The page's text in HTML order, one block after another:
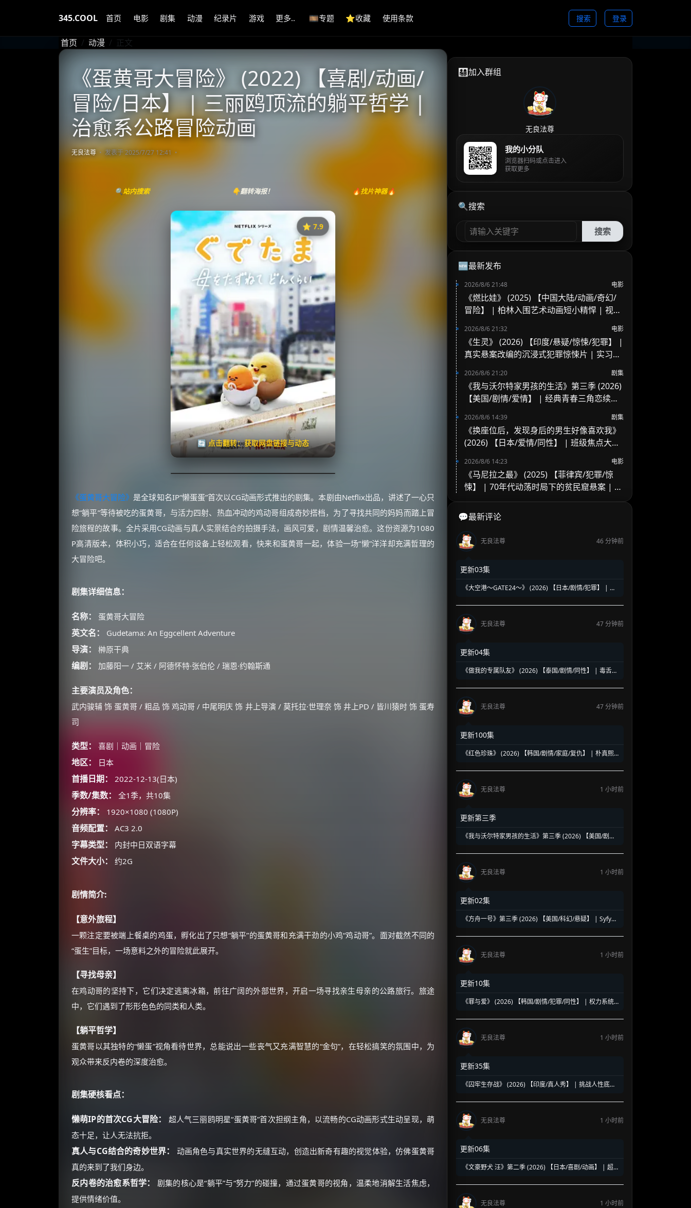
345.COOL 首页 电影 剧集 动漫 纪录片 游戏 更多.. 🎞️专题 ⭐️收藏 使用条款 搜索 登录
首页 动漫 正文
《蛋黄哥大冒险》 (2022) 【喜剧/动画/
冒险/日本】 | 三丽鸥顶流的躺平哲学 |
治愈系公路冒险动画
无良法尊 发表于 2025/7/27 12:41
🔍站内搜索 👇翻转海报！ 🔥找片神器🔥
⭐️ 7.9
🔄 点击翻转：获取网盘链接与动态
《蛋黄哥大冒险》
收藏
⭐️ 评分：7.9 | 🎬 2022年
✅ 已完结
失效请反馈
🧧️
天天领红包
《蛋黄哥大冒险》 是全球知名IP“懒蛋蛋”首次以CG动画形式推出的剧集。本剧由Netflix出品，讲述了一心只
想“躺平”等待被吃的蛋黄哥，与活力四射、热血冲动的鸡动哥组成奇妙搭档，为了寻找共同的妈妈而踏上冒
险旅程的故事。全片采用CG动画与真人实景结合的拍摄手法，画风可爱，剧情温馨治愈。这份资源为1080
P高清版本，体积小巧，适合在任何设备上轻松观看，快来和蛋黄哥一起，体验一场“懒”洋洋却充满哲理的
大冒险吧。
剧集详细信息：
名称： 蛋黄哥大冒险
英文名： Gudetama: An Eggcellent Adventure
导演： 榊原干典
编剧： 加藤阳一 / 艾米 / 阿德怀特·张伯伦 / 瑞恩·约翰斯通
主要演员及角色：
武内骏辅 饰 蛋黄哥 / 粗品 饰 鸡动哥 / 中尾明庆 饰 井上导演 / 莫托拉·世理奈 饰 井上PD / 皆川猿时 饰 蛋寿
司
类型： 喜剧｜动画｜冒险
地区： 日本
首播日期： 2022-12-13(日本)
季数/集数： 全1季，共10集
分辨率： 1920×1080 (1080P)
音频配置： AC3 2.0
字幕类型： 内封中日双语字幕
文件大小： 约2G
剧情简介:
【意外旅程】
一颗注定要被端上餐桌的鸡蛋，孵化出了只想“躺平”的蛋黄哥和充满干劲的小鸡“鸡动哥”。面对截然不同的
“蛋生”目标，一场意料之外的冒险就此展开。
【寻找母亲】
在鸡动哥的坚持下，它们决定逃离冰箱，前往广阔的外部世界，开启一场寻找亲生母亲的公路旅行。旅途
中，它们遇到了形形色色的同类和人类。
【躺平哲学】
蛋黄哥以其独特的“懒蛋”视角看待世界，总能说出一些丧气又充满智慧的“金句”，在轻松搞笑的氛围中，为
观众带来反内卷的深度治愈。
剧集硬核看点：
懒萌IP的首次CG大冒险：
超人气三丽鸥明星“蛋黄哥”首次担纲主角，以流畅的CG动画形式生动呈现，萌
态十足，让人无法抗拒。
真人与CG结合的奇妙世界：
动画角色与真实世界的无缝互动，创造出新奇有趣的视觉体验，仿佛蛋黄哥
真的来到了我们身边。
反内卷的治愈系哲学：
剧集的核心是“躺平”与“努力”的碰撞，通过蛋黄哥的视角，温柔地消解生活焦虑，
提供情绪价值。
👨‍👩‍👧‍👦加入群组
无良法尊
我的小分队
浏览器扫码或点击进入
获取更多
🔍搜索
搜索
🆕最新发布
2026/8/6 21:48 电影
《燃比娃》 (2025) 【中国大陆/动画/奇幻/
冒险】 | 柏林入围艺术动画短小精悍 | 视觉
2026/8/6 21:32 电影
《生灵》 (2026) 【印度/悬疑/惊悚/犯罪】 |
真实悬案改编的沉浸式犯罪惊悚片 | 实习警
2026/8/6 21:20 剧集
《我与沃尔特家男孩的生活》第三季 (2026)
【美国/剧情/爱情】 | 经典青春三角恋续篇
2026/8/6 14:39 剧集
《换座位后，发现身后的男生好像喜欢我》
(2026) 【日本/爱情/同性】 | 班级焦点大帅
高甜校园BL
2026/8/6 14:23 电影
《马尼拉之最》 (2025) 【菲律宾/犯罪/惊
悚】 | 70年代动荡时局下的贫民窟悬案 | 菲
💬最新评论
无良法尊 46 分钟前
更新03集
《大空港～GATE24～》 (2026) 【日本/剧情/犯罪】 | 机
戏
无良法尊
47 分钟前
更新04集
《做我的专属队友》 (2026) 【泰国/剧情/同性】 | 毒舌游
无良法尊 47 分钟前
更新100集
《红色珍珠》 (2026) 【韩国/剧情/家庭/复仇】 | 朴真熙
无良法尊 1 小时前
更新第三季
《我与沃尔特家男孩的生活》第三季 (2026) 【美国/剧情/
极篇章
无良法尊
1 小时前
更新02集
《方舟一号》第三季 (2026) 【美国/科幻/悬疑】 | Syfy低
无良法尊 1 小时前
更新10集
《罪与爱》 (2026) 【韩国/剧情/犯罪/同性】 | 权力系统
无良法尊 1 小时前
更新35集
《囚牢生存战》 (2026) 【印度/真人秀】 | 挑战人性底线
抓马神综
无良法尊
1 小时前
更新06集
《文豪野犬 汪》第二季 (2026) 【日本/喜剧/动画】 | 超萌
无良法尊 1 小时前
☕
还有支付宝现金红包、外卖红包、